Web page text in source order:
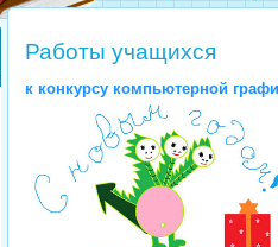
Работы учащихся
к конкурсу компьютерной